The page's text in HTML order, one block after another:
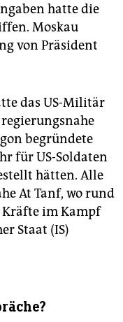
hatte die
Moskau
von Präsident
das US-Militär
begründete
für US-Soldaten
hätten. Alle
At Tanf, wo rund
Kräfte im Kampf
Staat (IS)